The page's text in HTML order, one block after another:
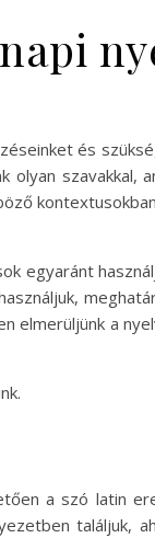
és
szavakkal,
egyaránt
elmerüljünk a
a szó latin
találjuk,